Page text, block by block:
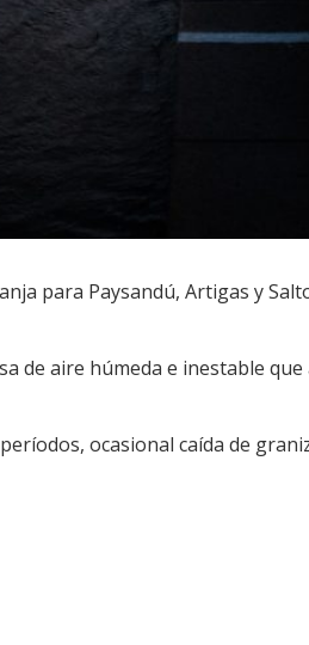
para Paysandú, Artigas y
de aire húmeda e inestable que
ocasional caída de